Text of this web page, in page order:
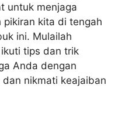
untuk menjaga
kita di tengah
ini. Mulailah
tips dan trik
Anda dengan
nikmati keajaiban